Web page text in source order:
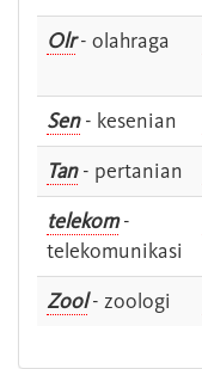
Olr- olahraga
Sen- kesenian
Tan- pertanian
telekom-
telekomunikasi
Zool- zoologi